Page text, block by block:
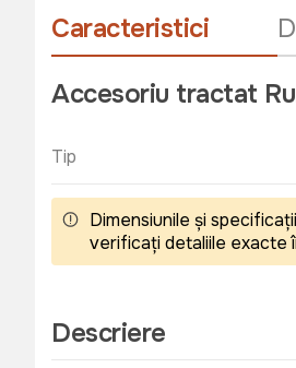
Caracteristici
Accesoriu tractat
Tip
Dimensiunile și
verificați detaliile exacte
Descriere